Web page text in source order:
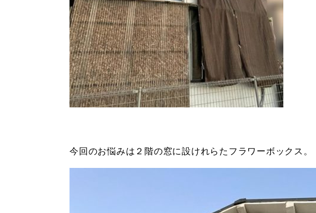
今回のお悩みは２階の窓に設けれらたフラワーボックス。